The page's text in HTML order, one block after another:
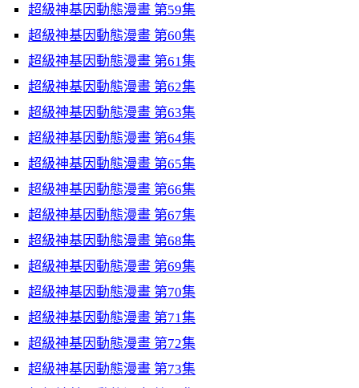
超級神基因動態漫畫 第59集
超級神基因動態漫畫 第60集
超級神基因動態漫畫 第61集
超級神基因動態漫畫 第62集
超級神基因動態漫畫 第63集
超級神基因動態漫畫 第64集
超級神基因動態漫畫 第65集
超級神基因動態漫畫 第66集
超級神基因動態漫畫 第67集
超級神基因動態漫畫 第68集
超級神基因動態漫畫 第69集
超級神基因動態漫畫 第70集
超級神基因動態漫畫 第71集
超級神基因動態漫畫 第72集
超級神基因動態漫畫 第73集